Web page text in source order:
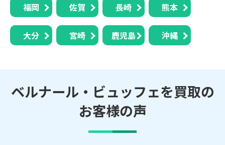
福岡 佐賀 長崎 熊本
大分 宮崎 鹿児島 沖縄
ベルナール・ビュッフェを買取の
お客様の声